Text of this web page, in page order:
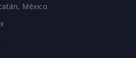
México.